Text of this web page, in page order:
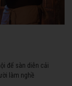
để sàn diễn cải
làm nghề